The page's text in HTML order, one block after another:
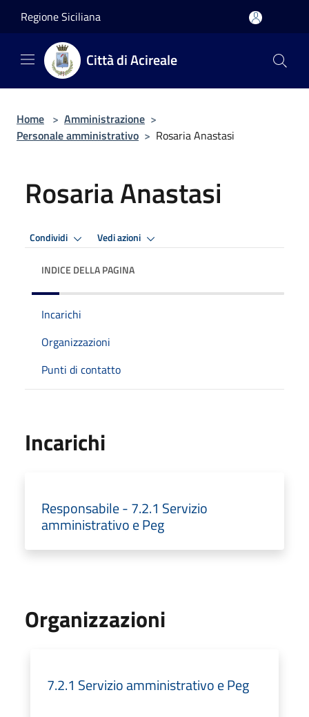
Regione Siciliana
Città di Acireale
Home > Amministrazione >
Personale amministrativo > Rosaria Anastasi
Rosaria Anastasi
Condividi Vedi azioni
INDICE DELLA PAGINA
Incarichi
Organizzazioni
Punti di contatto
Incarichi
Responsabile - 7.2.1 Servizio
amministrativo e Peg
Organizzazioni
7.2.1 Servizio amministrativo e Peg